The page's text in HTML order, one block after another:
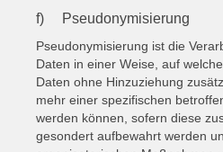
f) Pseudonymisierung
Pseudonymisierung ist die
Daten in einer Weise, auf
Daten ohne Hinzuziehung
mehr einer spezifischen
werden können, sofern diese
gesondert aufbewahrt werden